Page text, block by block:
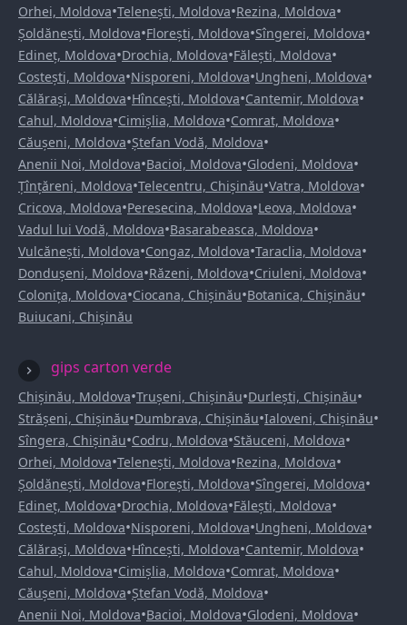
Orhei, Moldova•Telenești, Moldova•Rezina, Moldova•
Șoldănești, Moldova•Florești, Moldova•Sîngerei, Moldova•
Edineț, Moldova•Drochia, Moldova•Fălești, Moldova•
Costești, Moldova•Nisporeni, Moldova•Ungheni, Moldova•
Călărași, Moldova•Hîncești, Moldova•Cantemir, Moldova•
Cahul, Moldova•Cimișlia, Moldova•Comrat, Moldova•
Căușeni, Moldova•Ștefan Vodă, Moldova•
Anenii Noi, Moldova•Bacioi, Moldova•Glodeni, Moldova•
Țînțăreni, Moldova•Telecentru, Chișinău•Vatra, Moldova•
Cricova, Moldova•Peresecina, Moldova•Leova, Moldova•
Vadul lui Vodă, Moldova•Basarabeasca, Moldova•
Vulcănești, Moldova•Congaz, Moldova•Taraclia, Moldova•
Dondușeni, Moldova•Răzeni, Moldova•Criuleni, Moldova•
Colonița, Moldova•Ciocana, Chișinău•Botanica, Chișinău•
Buiucani, Chișinău
gips carton verde
Chișinău, Moldova•Trușeni, Chișinău•Durlești, Chișinău•
Strășeni, Chișinău•Dumbrava, Chișinău•Ialoveni, Chișinău•
Sîngera, Chișinău•Codru, Moldova•Stăuceni, Moldova•
Orhei, Moldova•Telenești, Moldova•Rezina, Moldova•
Șoldănești, Moldova•Florești, Moldova•Sîngerei, Moldova•
Edineț, Moldova•Drochia, Moldova•Fălești, Moldova•
Costești, Moldova•Nisporeni, Moldova•Ungheni, Moldova•
Călărași, Moldova•Hîncești, Moldova•Cantemir, Moldova•
Cahul, Moldova•Cimișlia, Moldova•Comrat, Moldova•
Căușeni, Moldova•Ștefan Vodă, Moldova•
Anenii Noi, Moldova•Bacioi, Moldova•Glodeni, Moldova•